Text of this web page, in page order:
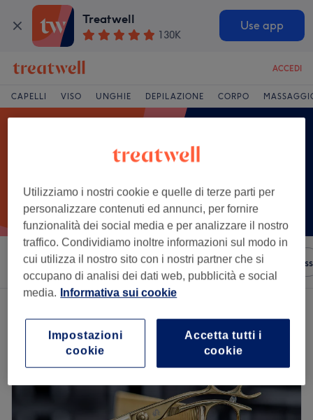
Treatwell
130K
Use app
ACCEDI
CAPELLI VISO UNGHIE DEPILAZIONE CORPO
Ordina per Servizi Brand Saloni Offerte Express
Utilizziamo i nostri cookie e quelle di terze parti per
personalizzare contenuti ed annunci, per fornire
funzionalità dei social media e per analizzare il nostro
traffico. Condividiamo inoltre informazioni sul modo in
cui utilizza il nostro sito con i nostri partner che si
occupano di analisi dei dati web, pubblicità e social
media. Informativa sui cookie
Accetta tutti i
cookie
Impostazioni
cookie